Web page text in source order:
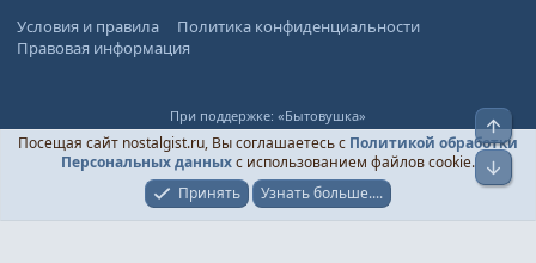
Условия и правила
Политика конфиденциальности
Правовая информация
При поддержке: «Бытовушка»
© Ностальгист, 2024-2026
Посещая сайт nostalgist.ru, Вы соглашаетесь с Политикой обработки
Персональных данныхс использованием файлов cookie.
Принять
Узнать больше....
Верх